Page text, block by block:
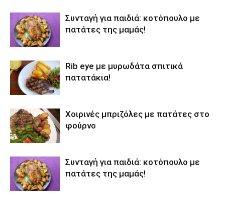
Συνταγή για παιδιά: κοτόπουλο με
πατάτες της μαμάς!
Rib eye με μυρωδάτα σπιτικά
πατατάκια!
Χοιρινές μπριζόλες με πατάτες στο
φούρνο
Συνταγή για παιδιά: κοτόπουλο με
πατάτες της μαμάς!